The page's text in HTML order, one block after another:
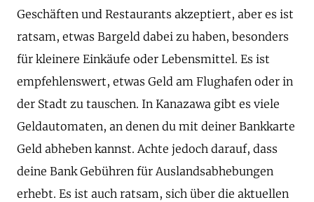
Geschäften und Restaurants akzeptiert, aber es ist
ratsam, etwas Bargeld dabei zu haben, besonders
für kleinere Einkäufe oder Lebensmittel. Es ist
empfehlenswert, etwas Geld am Flughafen oder in
der Stadt zu tauschen. In Kanazawa gibt es viele
Geldautomaten, an denen du mit deiner Bankkarte
Geld abheben kannst. Achte jedoch darauf, dass
deine Bank Gebühren für Auslandsabhebungen
erhebt. Es ist auch ratsam, sich über die aktuellen